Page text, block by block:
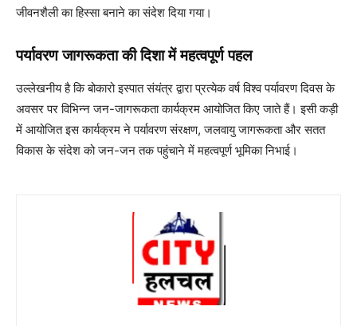
जीवनशैली का हिस्सा बनाने का संदेश दिया गया।
पर्यावरण जागरूकता की दिशा में महत्वपूर्ण पहल
उल्लेखनीय है कि बोकारो इस्पात संयंत्र द्वारा प्रत्येक वर्ष विश्व पर्यावरण दिवस के
अवसर पर विभिन्न जन-जागरूकता कार्यक्रम आयोजित किए जाते हैं। इसी कड़ी
में आयोजित इस कार्यक्रम ने पर्यावरण संरक्षण, जलवायु जागरूकता और सतत
विकास के संदेश को जन-जन तक पहुंचाने में महत्वपूर्ण भूमिका निभाई।